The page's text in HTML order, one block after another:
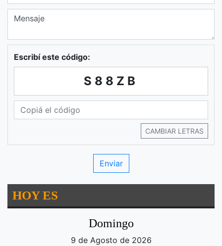
Escribí este código:
S88ZB
CAMBIAR LETRAS
HOY ES
Domingo
9 de Agosto de 2026